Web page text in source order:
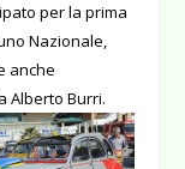
per la prima
Nazionale,
anche
Alberto Burri.